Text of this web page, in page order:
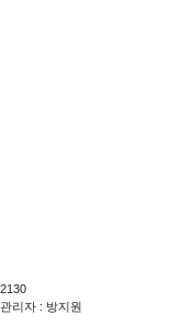
리자 : 방지원